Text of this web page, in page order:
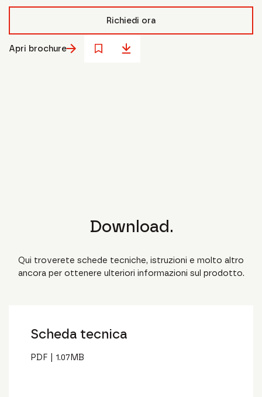
Richiedi ora
Apri brochure
Download.
Qui troverete schede tecniche, istruzioni e molto altro
ancora per ottenere ulteriori informazioni sul prodotto.
Scheda tecnica
PDF 1.07MB